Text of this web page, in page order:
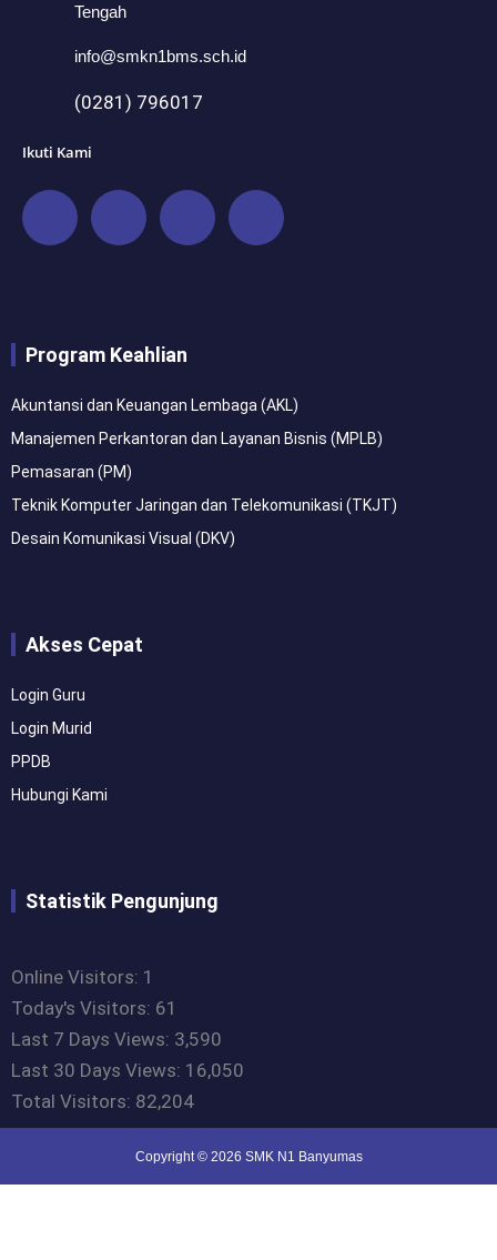
Tengah
info@smkn1bms.sch.id
(0281) 796017
Ikuti Kami
F
e
b
o
o
t
a
g
r
m
Y
t
u
b
e
W
t
s
a
Program Keahlian
Akuntansi dan Keuangan Lembaga (AKL)
Manajemen Perkantoran dan Layanan Bisnis (MPLB)
Pemasaran (PM)
Teknik Komputer Jaringan dan Telekomunikasi (TKJT)
Desain Komunikasi Visual (DKV)
Akses Cepat
Login Guru
Login Murid
PPDB
Hubungi Kami
Statistik Pengunjung
Online Visitors: 1
Today's Visitors: 61
Last 7 Days Views: 3,590
Last 30 Days Views: 16,050
Total Visitors: 82,204
Copyright © 2026 SMK N1 Banyumas